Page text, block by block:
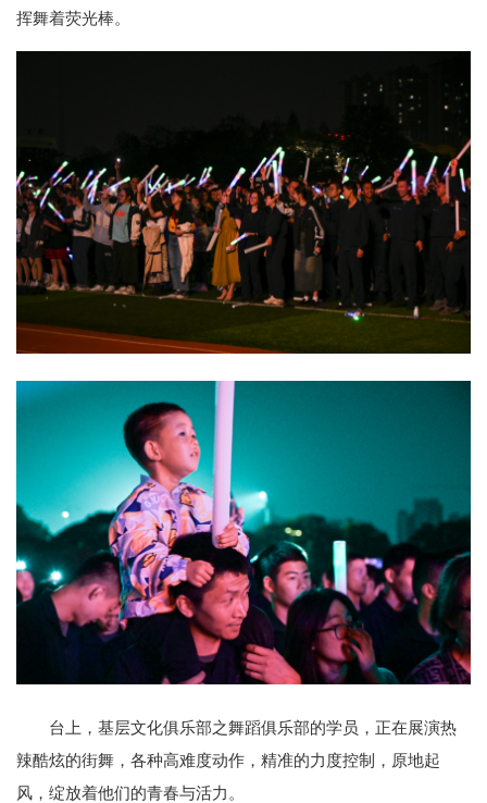
挥舞着荧光棒。
台上，基层文化俱乐部之舞蹈俱乐部的学员，正在展演热
辣酷炫的街舞，各种高难度动作，精准的力度控制，原地起
风，绽放着他们的青春与活力。